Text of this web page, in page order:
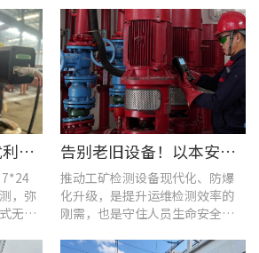
域全时段智能测温、风险实时预
警。
告别称重误判！优利德在线式热成像仪重构新材料铸造注液控制逻辑
7*24
，弥
无法
告别老旧设备！以本安型防爆产品矩阵与合规检测，守住工矿安全底线
推动工矿检测设备现代化、防爆
化升级，是提升运维检测效率的
刚需，也是守住人员生命安全、